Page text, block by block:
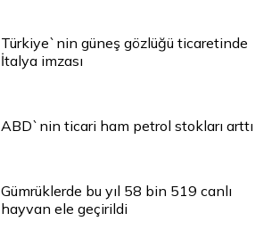
Türkiye`nin güneş gözlüğü ticaretinde
İtalya imzası
ABD`nin ticari ham petrol stokları arttı
Gümrüklerde bu yıl 58 bin 519 canlı
hayvan ele geçirildi